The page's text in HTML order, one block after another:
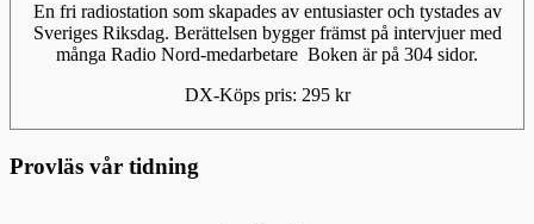
En fri radiostation som skapades av entusiaster och tystades av
Sveriges Riksdag. Berättelsen bygger främst på intervjuer med
många Radio Nord-medarbetare Boken är på 304 sidor.
DX-Köps pris: 295 kr
Provläs vår tidning